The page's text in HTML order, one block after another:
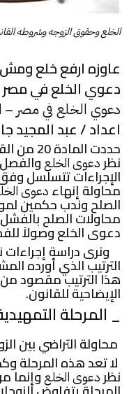
الخلع وحقوق الزوجه وشروطه
عاوزه ارفع خلع
دعوي الخلع في
دعوي الخلع في مصر –
اعداد / عبد المجيد جابر
نظردعوى الخلع
الإجراءات تتسلسل
محاولة إنهاء دعوى
الصلح وندب حكمين
محاولات الصلح
دعوى الخلع وصولاً
ونرى دراسة إجراءات
هذا الترتيب مقصود
الإيضاحية للقانون.
_ المرحلة
محاولة التراضي بين
لا تعد هذه المرحلة
نظردعوى الخلع وإنما